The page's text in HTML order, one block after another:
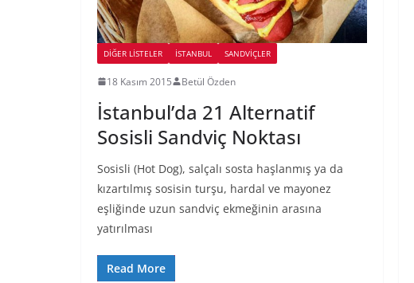
DIĞER LISTELER İSTANBUL SANDVIÇLER
18 Kasım 2015 Betül Özden
İstanbul’da 21 Alternatif
Sosisli Sandviç Noktası
Sosisli (Hot Dog), salçalı sosta haşlanmış ya da
kızartılmış sosisin turşu, hardal ve mayonez
eşliğinde uzun sandviç ekmeğinin arasına
yatırılması
Read More